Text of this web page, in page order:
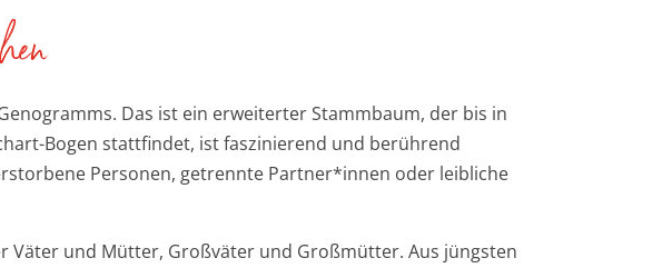
Das ist ein erweiterter Stammbaum, der bis in
Bogen stattfindet, ist faszinierend und berührend
Personen, getrennte Partner*innen oder leibliche
Väter und Mütter, Großväter und Großmütter. Aus jüngsten